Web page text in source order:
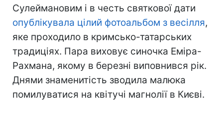
Сулеймановим і в честь святкової дати
опублікувала цілий фотоальбом з весілля,
яке проходило в кримсько-татарських
традиціях. Пара виховує синочка Еміра-
Рахмана, якому в березні виповнився рік.
Днями знаменитість зводила малюка
помилуватися на квітучі магнолії в Києві.